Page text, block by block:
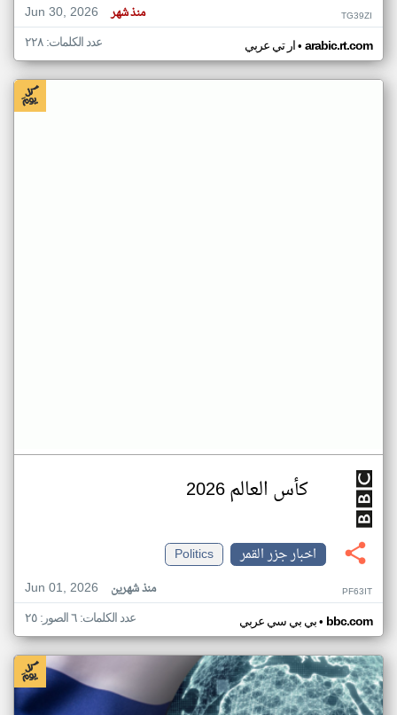
Jun 30, 2026
منذ شهر TG39ZI
ار تي عربي• arabic.rt.com عدد الكلمات: ٢٢٨
كأس العالم 2026
اخبار جزر القمر
Politics
Jun 01, 2026
منذ شهرين PF63IT
بي بي سي عربي• bbc.com عدد الكلمات: ٦ الصور: ٢٥